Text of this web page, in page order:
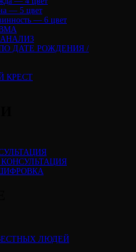
— 5 цвет
— 6 цвет
ДАТЕ РОЖДЕНИЯ /
КРЕСТ
ЛЮДЕЙ